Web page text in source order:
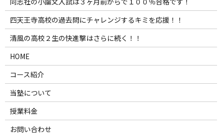
四天王寺高校の過去問にチャレンジするキミを応援！！
清風の高校２生の快進撃はさらに続く！！
HOME
コース紹介
当塾について
授業料金
お問い合わせ